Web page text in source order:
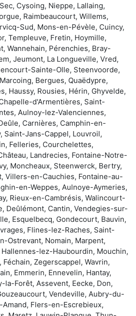
Cysoing, Nieppe, Lallaing,
Raimbeaucourt, Willems,
Sud, Mons-en-Pévèle, Cuincy,
Templeuve, Fretin, Hoymille,
Wannehain, Pérenchies, Bray-
Jeumont, La Longueville, Vred,
Sainte-Olle, Steenvoorde,
Bergues, Quaëdypre,
Haussy, Rousies, Hérin, Ghyvelde,
d'Armentières, Saint-
Aulnoy-lez-Valenciennes,
Carnières, Camphin-en-
Saint-Jans-Cappel, Louvroil,
Felleries, Courchelettes,
Landrecies, Fontaine-Notre-
Moncheaux, Steenwerck, Bertry,
Villers-en-Cauchies, Fontaine-au-
en-Weppes, Aulnoye-Aymeries,
Rieux-en-Cambrésis, Walincourt-
Deûlémont, Cantin, Vendegies-sur-
Esquelbecq, Gondecourt, Bauvin,
Flines-lez-Raches, Saint-
Ostrevant, Nomain, Marpent,
lez-Haubourdin, Mouchin,
Zegerscappel, Wavrin,
Emmerin, Ennevelin, Hantay,
la-Forêt, Assevent, Eecke, Don,
Vendeville, Aubry-du-
Flers-en-Escrebieux,